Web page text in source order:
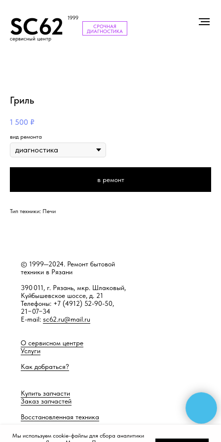
SC62 1999
сервисный центр
СРОЧНАЯ
ДИАГНОСТИКА
Гриль
1 500 ₽
вид ремонта
в ремонт
Тип техники: Печи
© 1999—2024. Ремонт бытовой
техники в Рязани
390 011, г. Рязань, мкр. Шлаковый,
Куйбышевское шоссе, д. 21
Телефоны: +7 (4912) 52-90-50,
21−07−34
E-mail: sc62.ru@mail.ru
О сервисном центре
Услуги
Как добраться?
Купить запчасти
Заказ запчастей
Восстановленная техника
Мы используем cookie-файлы для сбора аналитики